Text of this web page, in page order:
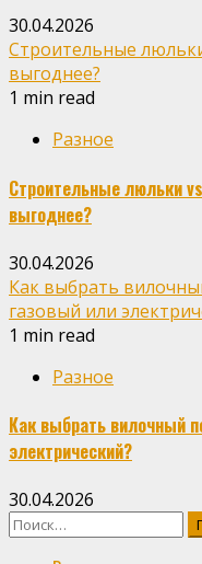
30.04.2026
Строительные
выгоднее?
1 min read
Разное
Строительные люльки
выгоднее?
30.04.2026
Как выбрать
газовый или
1 min read
Разное
Как выбрать вилочный
электрический?
30.04.2026
Найти: